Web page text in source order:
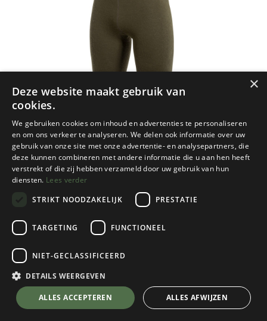
Woolpower
Long Johns 200
Pine Green
Kies een maat💬 Stel je vraag over dit product via WhatsApp
×
Deze website maakt gebruik van
cookies.
We gebruiken cookies om inhoud en advertenties te personaliseren
en om ons verkeer te analyseren. We delen ook informatie over uw
gebruik van onze site met onze advertentie- en analysepartners, die
deze kunnen combineren met andere informatie die u aan hen heeft
verstrekt of die zij hebben verzameld door uw gebruik van hun
diensten. Lees verder
STRIKT NOODZAKELIJK
PRESTATIE
TARGETING FUNCTIONEEL
NIET-GECLASSIFICEERD
DETAILS WEERGEVEN
ALLES ACCEPTEREN ALLES AFWIJZEN